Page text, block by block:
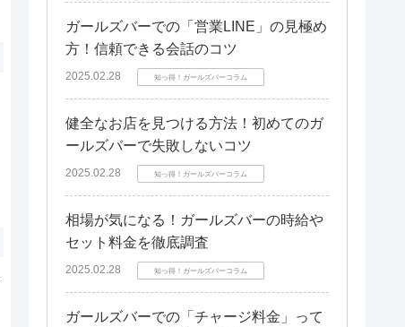
ガールズバーでの「営業LINE」の見極め
方！信頼できる会話のコツ
2025.02.28 知っ得！ガールズバーコラム
健全なお店を見つける方法！初めてのガ
ールズバーで失敗しないコツ
2025.02.28 知っ得！ガールズバーコラム
相場が気になる！ガールズバーの時給や
セット料金を徹底調査
2025.02.28 知っ得！ガールズバーコラム
ガールズバーでの「チャージ料金」って